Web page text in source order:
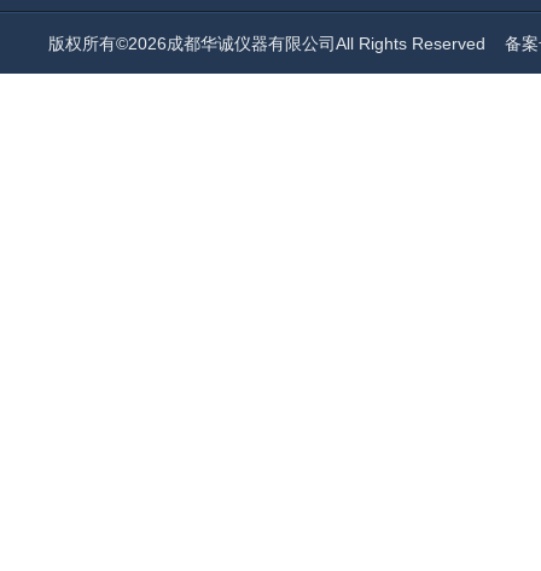
版权所有©2026成都华诚仪器有限公司All Rights Reserved 备